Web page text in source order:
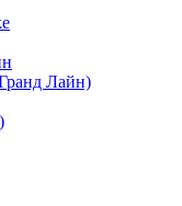
Лайн)